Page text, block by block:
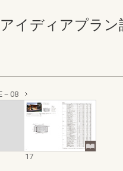
イディアプラン
－08
17